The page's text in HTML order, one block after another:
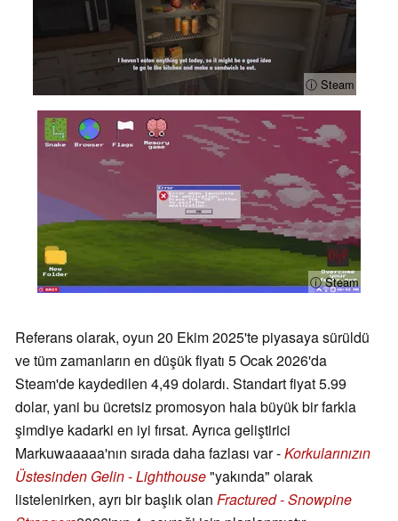
ⓘ Steam
ⓘ Steam
Referans olarak, oyun 20 Ekim 2025'te piyasaya sürüldü
ve tüm zamanların en düşük fiyatı 5 Ocak 2026'da
Steam'de kaydedilen 4,49 dolardı. Standart fiyat 5.99
dolar, yani bu ücretsiz promosyon hala büyük bir farkla
şimdiye kadarki en iyi fırsat. Ayrıca geliştirici
Markuwaaaaa'nın sırada daha fazlası var -Korkularınızın
Üstesinden Gelin - Lighthouse"yakında" olarak
listelenirken, ayrı bir başlık olan Fractured - Snowpine